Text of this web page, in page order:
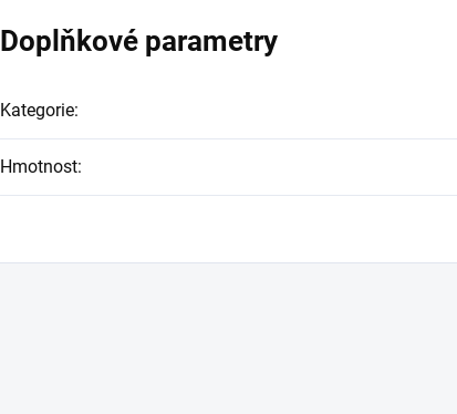
Doplňkové parametry
Kategorie:
Hmotnost: